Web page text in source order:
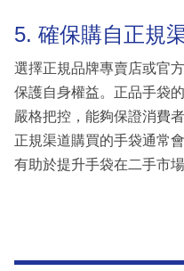
5. 確保購自正規
選擇正規品牌專賣店或官
保護自身權益。正品手袋
嚴格把控，能夠保證消費
正規渠道購買的手袋通常
有助於提升手袋在二手市